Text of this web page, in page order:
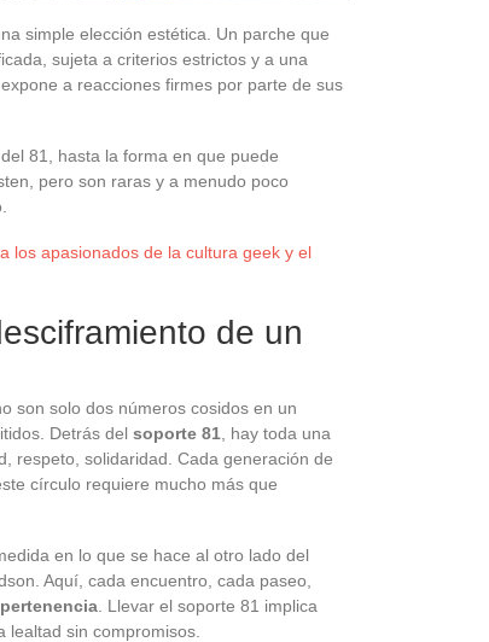
simple elección estética. Un parche que
sujeta a criterios estrictos y a una
a reacciones firmes por parte de sus
81, hasta la forma en que puede
pero son raras y a menudo poco
los apasionados de la cultura geek y el
de un
son solo dos números cosidos en un
Detrás del soporte 81 , hay toda una
respeto, solidaridad. Cada generación de
círculo requiere mucho más que
en lo que se hace al otro lado del
Aquí, cada encuentro, cada paseo,
pertenencia . Llevar el soporte 81 implica
sin compromisos.